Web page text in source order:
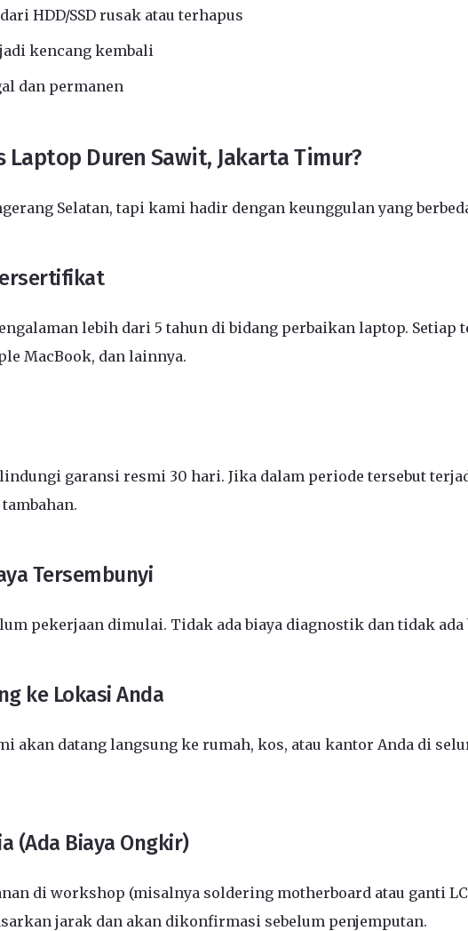
HDD/SSD rusak atau terhapus
kencang kembali
dan permanen
Laptop Duren Sawit, Jakarta Timur?
Selatan, tapi kami hadir dengan keunggulan yang
lebih dari 5 tahun di bidang perbaikan laptop.
MacBook, dan lainnya.
garansi resmi 30 hari. Jika dalam periode tersebut
Tersembunyi
pekerjaan dimulai. Tidak ada biaya diagnostik dan tidak
ke Lokasi Anda
akan datang langsung ke rumah, kos, atau kantor Anda di
(Ada Biaya Ongkir)
di workshop (misalnya soldering motherboard atau ganti
jarak dan akan dikonfirmasi sebelum penjemputan.